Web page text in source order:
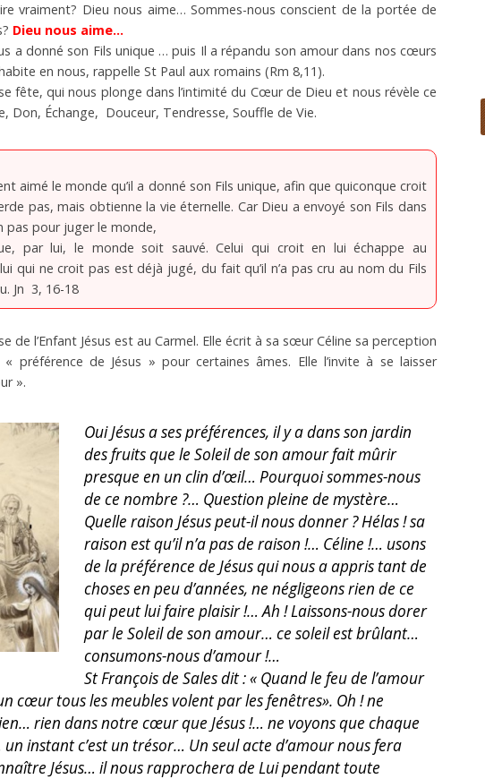
vraiment? Dieu nous aime… Sommes-nous conscient de la portée de
Dieu nous aime…
a donné son Fils unique … puis Il a répandu son amour dans nos cœurs
en nous, rappelle St Paul aux romains (Rm 8,11).
fête, qui nous plonge dans l’intimité du Cœur de Dieu et nous révèle ce
Don, Échange, Douceur, Tendresse, Souffle de Vie.
aimé le monde qu’il a donné son Fils unique, afin que quiconque croit
pas, mais obtienne la vie éternelle. Car Dieu a envoyé son Fils dans
pas pour juger le monde,
par lui, le monde soit sauvé. Celui qui croit en lui échappe au
qui ne croit pas est déjà jugé, du fait qu’il n’a pas cru au nom du Fils
Jn 3, 16-18
de l’Enfant Jésus est au Carmel. Elle écrit à sa sœur Céline sa perception
préférence de Jésus » pour certaines âmes. Elle l’invite à se laisser
».
Oui Jésus a ses préférences, il y a dans son jardin
des fruits que le Soleil de son amour fait mûrir
presque en un clin d’œil… Pourquoi sommes-nous
de ce nombre ?… Question pleine de mystère…
Quelle raison Jésus peut-il nous donner ? Hélas ! sa
raison est qu’il n’a pas de raison !… Céline !… usons
de la préférence de Jésus qui nous a appris tant de
choses en peu d’années, ne négligeons rien de ce
qui peut lui faire plaisir !… Ah ! Laissons-nous dorer
par le Soleil de son amour… ce soleil est brûlant…
consumons-nous d’amour !…
St François de Sales dit : « Quand le feu de l’amour
cœur tous les meubles volent par les fenêtres». Oh ! ne
rien dans notre cœur que Jésus !… ne voyons que chaque
instant c’est un trésor… Un seul acte d’amour nous fera
Jésus… il nous rapprochera de Lui pendant toute